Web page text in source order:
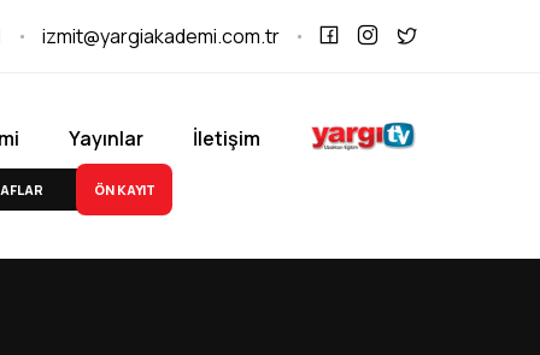
izmit@yargiakademi.com.tr
Yayınlar İletişim
ÖN KAYIT